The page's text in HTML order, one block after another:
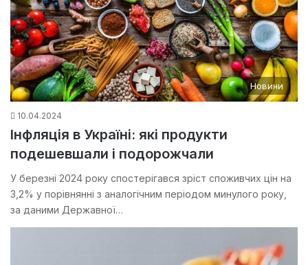
Новини
10.04.2024
Інфляція в Україні: які продукти
подешевшали і подорожчали
У березні 2024 року спостерігався зріст споживчих цін на
3,2% у порівнянні з аналогічним періодом минулого року,
за даними Державної…